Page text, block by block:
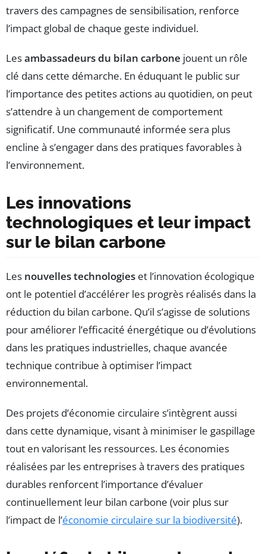
travers des campagnes de sensibilisation, renforce
l’impact global de chaque geste individuel.
Lesambassadeurs du bilan carbone jouent un rôle
clé dans cette démarche. En éduquant le public sur
l’importance des petites actions au quotidien, on peut
s’attendre à un changement de comportement
significatif. Une communauté informée sera plus
encline à s’engager dans des pratiques favorables à
l’environnement.
Les innovations
technologiques et leur impact
sur le bilan carbone
Les nouvelles technologies et l’innovation écologique
ont le potentiel d’accélérer les progrès réalisés dans la
réduction du bilan carbone. Qu’il s’agisse de solutions
pour améliorer l’efficacité énergétique ou d’évolutions
dans les pratiques industrielles, chaque avancée
technique contribue à optimiser l’impact
environnemental.
Des projets d’économie circulaire s’intègrent aussi
dans cette dynamique, visant à minimiser le gaspillage
tout en valorisant les ressources. Les économies
réalisées par les entreprises à travers des pratiques
durables renforcent l’importance d’évaluer
continuellement leur bilan carbone (voir plus sur
l’impact de l’économie circulaire sur la biodiversité).